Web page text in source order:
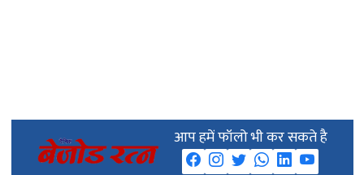
आप हमें फॉलो भी कर सकते है